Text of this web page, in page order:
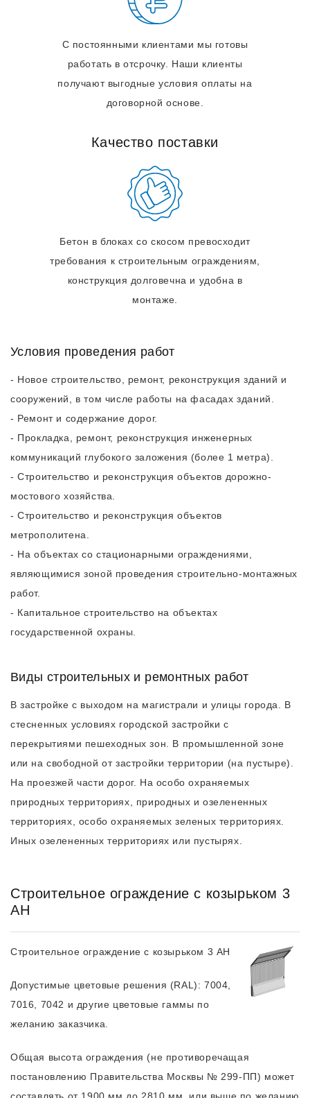
С постоянными клиентами мы готовы
работать в отсрочку. Наши клиенты
получают выгодные условия оплаты на
договорной основе.
Качество поставки
Бетон в блоках со скосом превосходит
требования к строительным ограждениям,
конструкция долговечна и удобна в
монтаже.
Условия проведения работ
- Новое строительство, ремонт, реконструкция зданий и
сооружений, в том числе работы на фасадах зданий.
- Ремонт и содержание дорог.
- Прокладка, ремонт, реконструкция инженерных
коммуникаций глубокого заложения (более 1 метра).
- Строительство и реконструкция объектов дорожно-
мостового хозяйства.
- Строительство и реконструкция объектов
метрополитена.
- На объектах со стационарными ограждениями,
являющимися зоной проведения строительно-монтажных
работ.
- Капитальное строительство на объектах
государственной охраны.
Виды строительных и ремонтных работ
В застройке с выходом на магистрали и улицы города. В
стесненных условиях городской застройки с
перекрытиями пешеходных зон. В промышленной зоне
или на свободной от застройки территории (на пустыре).
На проезжей части дорог. На особо охраняемых
природных территориях, природных и озелененных
территориях, особо охраняемых зеленых территориях.
Иных озелененных территориях или пустырях.
Строительное ограждение с козырьком 3
АН
Строительное ограждение с козырьком 3 АН
Допустимые цветовые решения (RAL): 7004,
7016, 7042 и другие цветовые гаммы по
желанию заказчика.
Общая высота ограждения (не противоречащая
постановлению Правительства Москвы № 299-ПП) может